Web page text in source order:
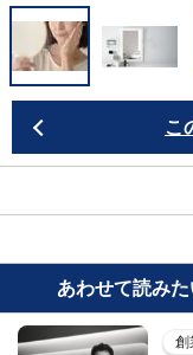
こ
あわせて読みた
創